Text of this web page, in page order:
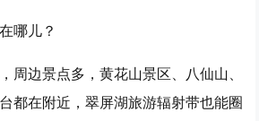
哪儿？
周边景点多，黄花山景区、八仙山、
都在附近，翠屏湖旅游辐射带也能圈